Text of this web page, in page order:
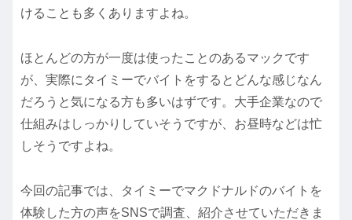
けることも多くありますよね。
ほとんどの方が一度は使ったことのあるマックです
が、実際にタイミーでバイトをするとどんな感じなん
だろうと気になる方も多いはずです。大手企業なので
仕組みはしっかりしていそうですが、お昼時などは忙
しそうですよね。
今回の記事では、タイミーでマクドナルドのバイトを
体験した方の声をSNSで調査、紹介させていただきま